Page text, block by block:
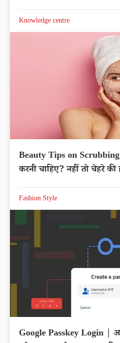
Knowledge centre
Beauty Tips on
करनी चाहिए? नहीं तो चेहरे की
Fashion Style
Google Passkey Login |